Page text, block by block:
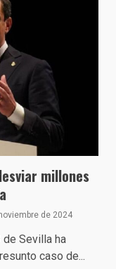
millones
de 2024
Sevilla ha
caso de...